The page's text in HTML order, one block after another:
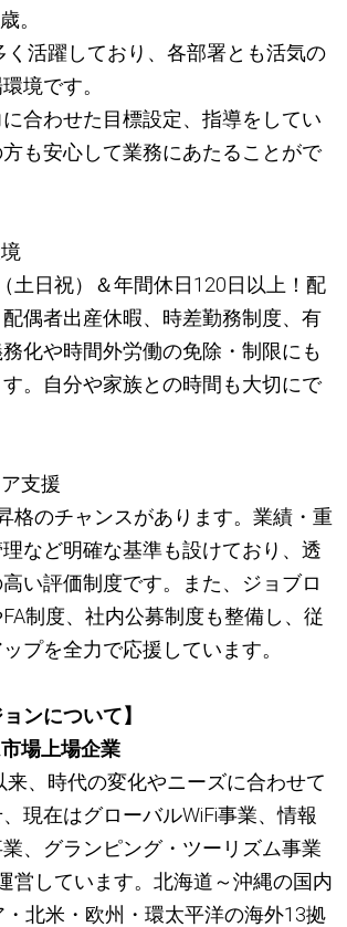
。
く活躍しており、各部署とも活気の
境です。
合わせた目標設定、指導をしてい
も安心して業務にあたることがで
土日祝）＆年間休日120日以上！配
偶者出産休暇、時差勤務制度、有
化や時間外労働の免除・制限にも
。自分や家族との時間も大切にで
支援
格のチャンスがあります。業績・重
など明確な基準も設けており、透
い評価制度です。また、ジョブロ
制度、社内公募制度も整備し、従
プを全力で応援しています。
ンについて】
場上場企業
来、時代の変化やニーズに合わせて
現在はグローバルWiFi事業、情報
、グランピング・ツーリズム事業
営しています。北海道～沖縄の国内
北米・欧州・環太平洋の海外13拠